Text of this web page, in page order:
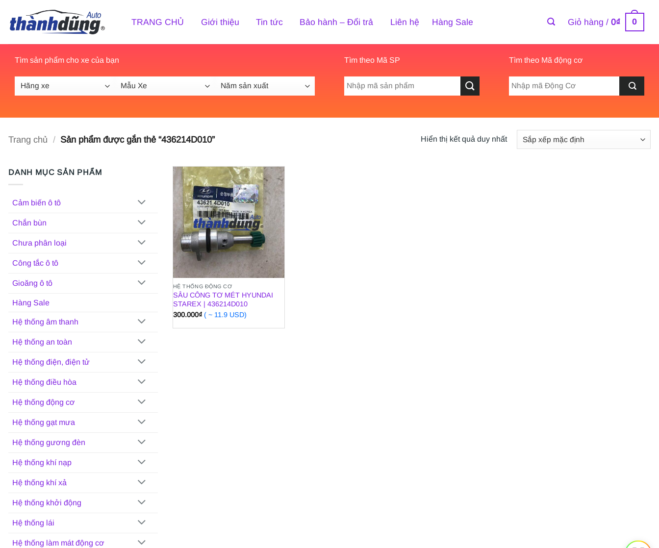
qua
nội
dung
TRANG CHỦ Giới thiệu Tin tức Bảo hành – Đổi trả Liên hệ Hàng Sale Giỏ hàng /0₫ 0
Tìm sản phẩm cho xe của bạn Tìm theo Mã SP
Tìm
Tìm theo Mã động cơ
Trang chủ / Sản phẩm được gắn thẻ “436214D010” Hiển thị kết quả duy nhất
DANH MỤC SẢN PHẨM
Cảm biến ô tô
Chắn bùn
Chưa phân loại
Công tắc ô tô
Gioăng ô tô
Hàng Sale
Hệ thống âm thanh
Hệ thống an toàn
Hệ thống điện, điện tử
Hệ thống điều hòa
Hệ thống động cơ
Hệ thống gạt mưa
Hệ thống gương đèn
Hệ thống khí nạp
Hệ thống khí xả
Hệ thống khởi động
Hệ thống lái
Hệ thống làm mát động cơ
HỆ THỐNG ĐỘNG CƠ
SÂU CÔNG TƠ MÉT HYUNDAI
STAREX | 436214D010
300.000₫ ( ~ 11.9 USD)